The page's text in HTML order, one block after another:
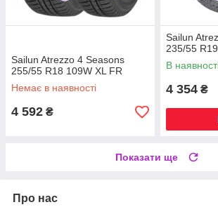
Sailun Atrezzo 4 Seasons
255/55 R18 109W XL FR
Немає в наявності
4 592 ₴
Sailun
235/55
В
4 354 ₴
Показати ще
Про нас